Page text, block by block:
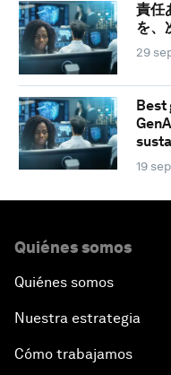
責任
を、
29
Best
19
Quiénes somos
Quiénes somos
Nuestra estrategia
Cómo trabajamos